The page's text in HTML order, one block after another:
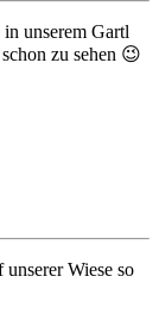
unserem Gartl
zu sehen 😉
Wiese so